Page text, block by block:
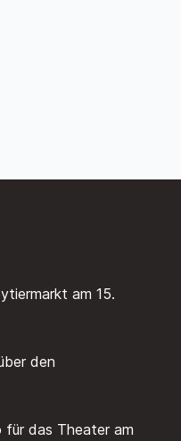
am 15.
den
für das Theater am